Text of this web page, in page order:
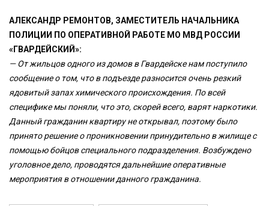
АЛЕКСАНДР РЕМОНТОВ, ЗАМЕСТИТЕЛЬ НАЧАЛЬНИКА
ПОЛИЦИИ ПО ОПЕРАТИВНОЙ РАБОТЕ МО МВД РОССИИ
«ГВАРДЕЙСКИЙ»:
— От жильцов одного из домов в Гвардейске нам поступило
сообщение о том, что в подъезде разносится очень резкий
ядовитый запах химического происхождения. По всей
специфике мы поняли, что это, скорей всего, варят наркотики.
Данный гражданин квартиру не открывал, поэтому было
принято решение о проникновении принудительно в жилище с
помощью бойцов специального подразделения. Возбуждено
уголовное дело, проводятся дальнейшие оперативные
мероприятия в отношении данного гражданина.